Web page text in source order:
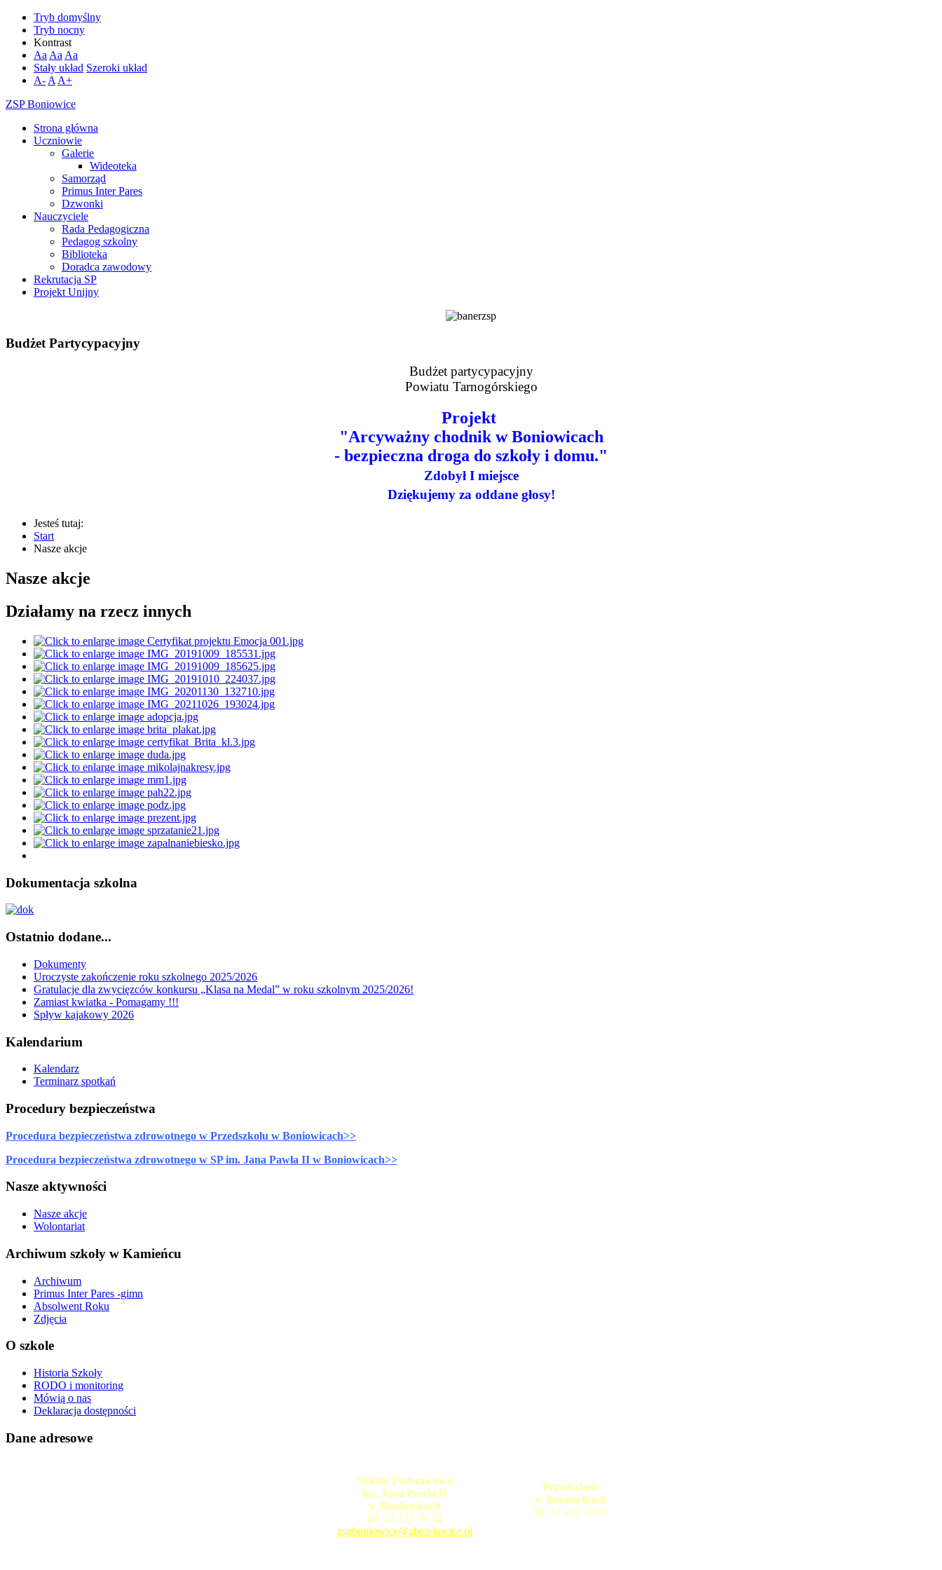
Tryb domyślny
Tryb nocny
Kontrast
Aa Aa Aa
Stały układ Szeroki układ
A- A A+
ZSP Boniowice
Strona główna
Uczniowie
Galerie
Wideoteka
Samorząd
Primus Inter Pares
Dzwonki
Nauczyciele
Rada Pedagogiczna
Pedagog szkolny
Biblioteka
Doradca zawodowy
Rekrutacja SP
Projekt Unijny
Budżet Partycypacyjny
Budżet partycypacyjny
Powiatu Tarnogórskiego
Projekt
"Arcyważny chodnik w Boniowicach
- bezpieczna droga do szkoły i domu."
Zdobył I miejsce
Dziękujemy za oddane głosy!
Jesteś tutaj:
Start
Nasze akcje
Nasze akcje
Działamy na rzecz innych
Dokumentacja szkolna
Ostatnio dodane...
Dokumenty
Uroczyste zakończenie roku szkolnego 2025/2026
Gratulacje dla zwycięzców konkursu „Klasa na Medal” w roku szkolnym 2025/2026!
Zamiast kwiatka - Pomagamy !!!
Spływ kajakowy 2026
Kalendarium
Kalendarz
Terminarz spotkań
Procedury bezpieczeństwa
Procedura bezpieczeństwa zdrowotnego w Przedszkolu w Boniowicach>>
Procedura bezpieczeństwa zdrowotnego w SP im. Jana Pawła II w Boniowicach>>
Nasze aktywności
Nasze akcje
Wolontariat
Archiwum szkoły w Kamieńcu
Archiwum
Primus Inter Pares -gimn
Absolwent Roku
Zdjęcia
O szkole
Historia Szkoły
RODO i monitoring
Mówią o nas
Deklaracja dostępności
Dane adresowe
Szkoła Podstawowa
im. Jana Pawła II
w Boniowicach
tel. 32 233 78 14
zspboniowice@zbroslawice.pl
Przedszkole
w Boniowicach
tel. 32 233 79 03